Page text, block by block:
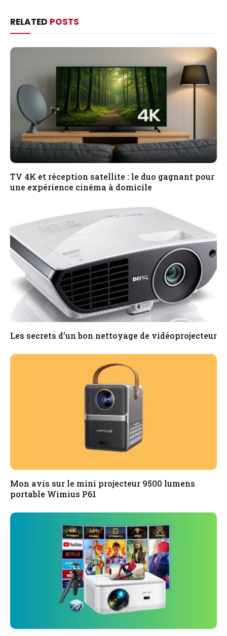
RELATED POSTS
TV 4K et réception satellite : le duo gagnant pour
une expérience cinéma à domicile
Les secrets d’un bon nettoyage de vidéoprojecteur
Mon avis sur le mini projecteur 9500 lumens
portable Wimius P61